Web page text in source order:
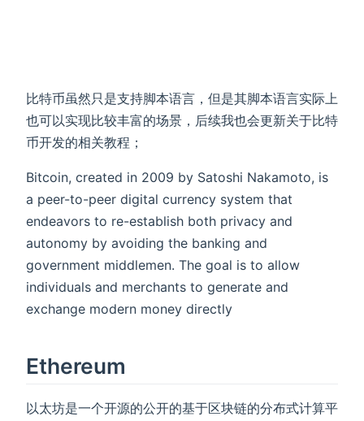
比特币虽然只是支持脚本语言，但是其脚本语言实际上
也可以实现比较丰富的场景，后续我也会更新关于比特
币开发的相关教程；
Bitcoin, created in 2009 by Satoshi Nakamoto, is
a peer-to-peer digital currency system that
endeavors to re-establish both privacy and
autonomy by avoiding the banking and
government middlemen. The goal is to allow
individuals and merchants to generate and
exchange modern money directly
Ethereum
以太坊是一个开源的公开的基于区块链的分布式计算平